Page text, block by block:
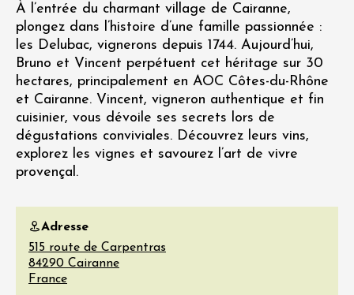
À l’entrée du charmant village de Cairanne,
plongez dans l’histoire d’une famille passionnée :
les Delubac, vignerons depuis 1744. Aujourd’hui,
Bruno et Vincent perpétuent cet héritage sur 30
hectares, principalement en AOC Côtes-du-Rhône
et Cairanne. Vincent, vigneron authentique et fin
cuisinier, vous dévoile ses secrets lors de
dégustations conviviales. Découvrez leurs vins,
explorez les vignes et savourez l’art de vivre
provençal.
Adresse
515 route de Carpentras
84290 Cairanne
France